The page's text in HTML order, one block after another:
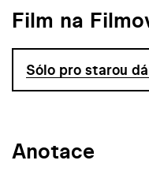
Film na
Sólo pro starou
Anotace